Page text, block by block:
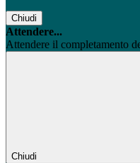
Chiudi
Attendere...
Attendere il completamento
Chiudi